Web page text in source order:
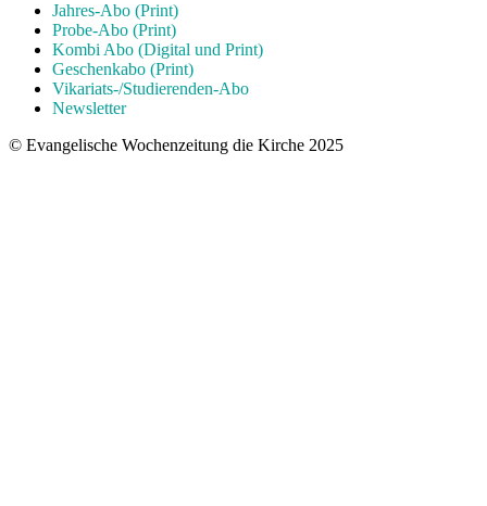
Jahres-Abo (Print)
Probe-Abo (Print)
Kombi Abo (Digital und Print)
Geschenkabo (Print)
Vikariats-/Studierenden-Abo
Newsletter
© Evangelische Wochenzeitung die Kirche 2025